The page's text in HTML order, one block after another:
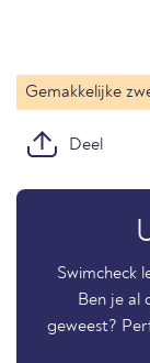
Gemakkelijke
Deel
Swimcheck
Ben je al
geweest?